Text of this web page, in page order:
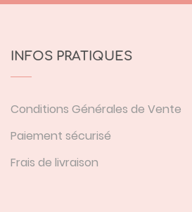
INFOS PRATIQUES
Conditions Générales de Vente
Paiement sécurisé
Frais de livraison